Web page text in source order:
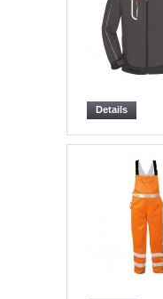
Details